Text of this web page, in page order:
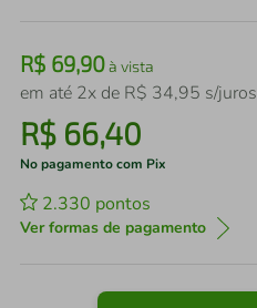
R$ 69,90à vista
em até 2x de R$ 34,95 s/juros
R$ 66,40
No pagamento com Pix
2.330 pontos
Ver formas de pagamento